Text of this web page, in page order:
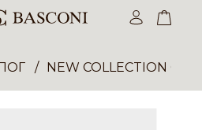
NEW COLLECTION